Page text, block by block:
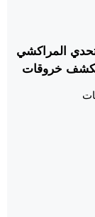
المراكشي
ويكشف خروقات